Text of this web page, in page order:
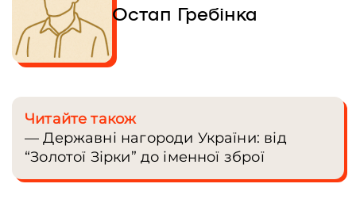
Остап Гребінка
Читайте також
— Державні нагороди України: від
“Золотої Зірки” до іменної зброї